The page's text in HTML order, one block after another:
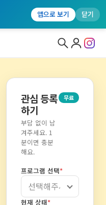
앱으로 보기 닫기
관심 등록
하기
부담 없이 남
겨주세요. 1
분이면 충분
해요.
무료
프로그램 선택*
현재 상태*